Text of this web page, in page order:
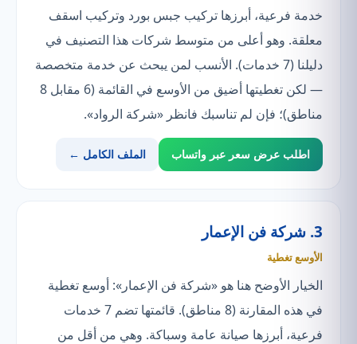
خدمة فرعية، أبرزها تركيب جبس بورد وتركيب اسقف
معلقة. وهو أعلى من متوسط شركات هذا التصنيف في
دليلنا (7 خدمات). الأنسب لمن يبحث عن خدمة متخصصة
— لكن تغطيتها أضيق من الأوسع في القائمة (6 مقابل 8
مناطق)؛ فإن لم تناسبك فانظر «شركة الرواد».
اطلب عرض سعر عبر واتساب الملف الكامل ←
3. شركة فن الإعمار
الأوسع تغطية
الخيار الأوضح هنا هو «شركة فن الإعمار»: أوسع تغطية
في هذه المقارنة (8 مناطق). قائمتها تضم 7 خدمات
فرعية، أبرزها صيانة عامة وسباكة. وهي من أقل من